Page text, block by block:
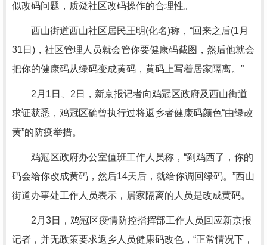
似改码问题，质疑社区改码操作的合理性。
西山街道西山社区居民王明(化名)称，“回来之后(1月
31日)，社区管理人员就会管你要健康码截图，然后他就会
把你的健康码从绿码变成黄码，黄码上写着居家隔离。”
2月1日、2日，新京报记者向鸡冠区政府及西山街道
求证获悉，鸡冠区确曾执行过将返乡者健康码颜色“由绿改
黄”的防疫举措。
鸡冠区政府办公室值班工作人员称，“到鸡西了，你的
码会给你改成黄码，然后14天后，就给你调回绿码。”西山
街道办事处工作人员表示，居家隔离的人员是改成黄码。
2月3日，鸡冠区疫情防控指挥部工作人员回应新京报
记者，并无政策要求返乡人员健康码改色，“正常情况下，